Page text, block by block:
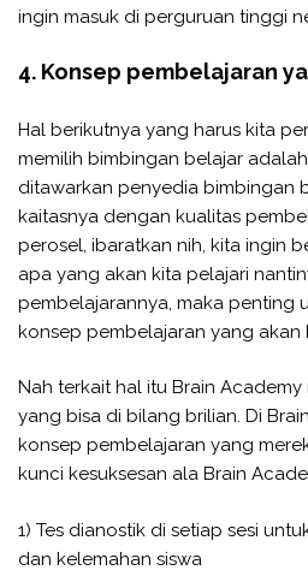
ingin masuk di perguruan tinggi
4. Konsep pembelajaran
Hal berikutnya yang harus kita
memilih bimbingan belajar
ditawarkan penyedia bimbingan
kaitasnya dengan kualitas
perosel, ibaratkan nih, kita ingin
apa yang akan kita pelajari
pembelajarannya, maka penting
konsep pembelajaran yang akan
Nah terkait hal itu Brain
yang bisa di bilang brilian. Di
konsep pembelajaran yang
kunci kesuksesan ala Brain
1) Tes dianostik di setiap sesi
dan kelemahan siswa